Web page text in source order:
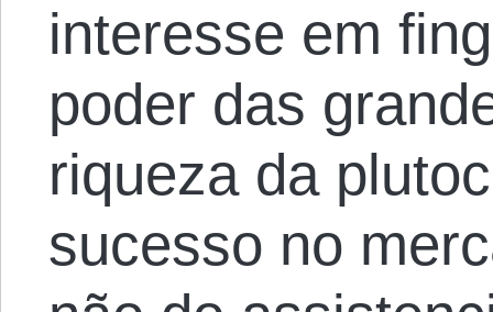
interesse em
poder das
riqueza da
sucesso no